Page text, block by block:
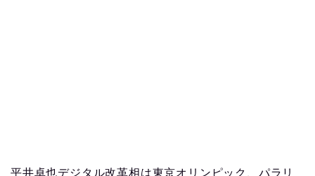
平井卓也デジタル改革相は東京オリンピック、パラリ